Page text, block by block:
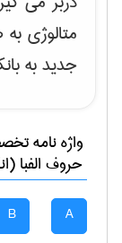
متالوژی
جدید به
واژه نامه
حروف الفبا
A
B